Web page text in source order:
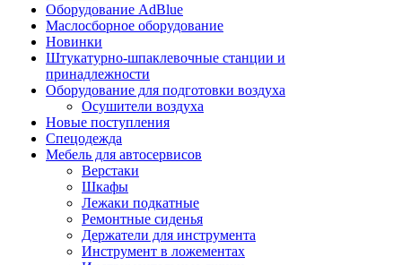
Оборудование AdBlue
Маслосборное оборудование
Новинки
Штукатурно-шпаклевочные станции и
принадлежности
Оборудование для подготовки воздуха
Осушители воздуха
Новые поступления
Спецодежда
Мебель для автосервисов
Верстаки
Шкафы
Лежаки подкатные
Ремонтные сиденья
Держатели для инструмента
Инструмент в ложементах